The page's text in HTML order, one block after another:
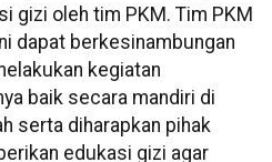
gizi oleh tim PKM. Tim PKM
dapat berkesinambungan
kegiatan
baik secara mandiri di
serta diharapkan pihak
edukasi gizi agar